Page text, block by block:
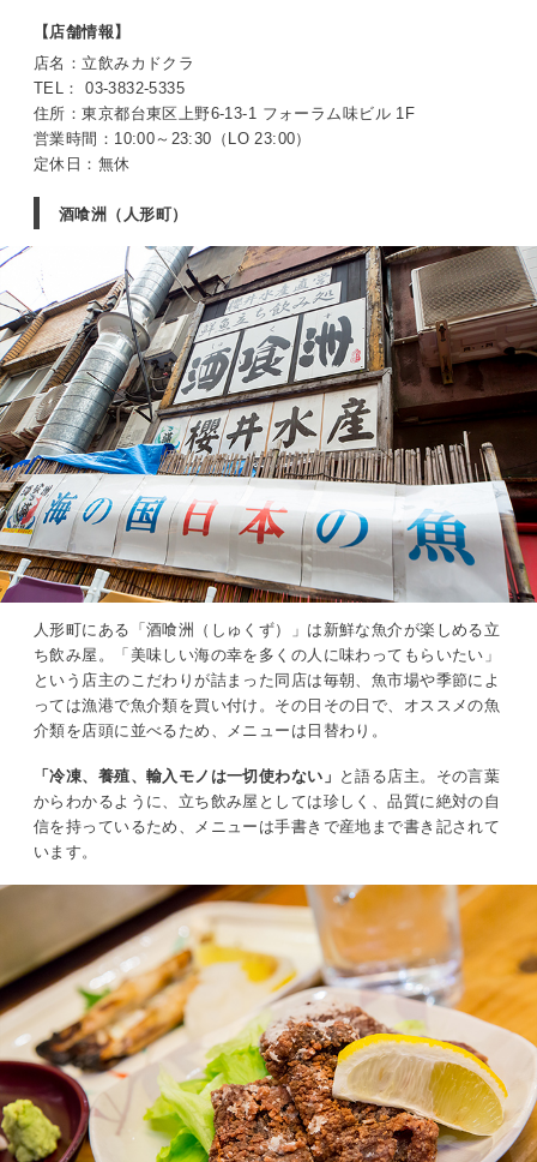
【店舗情報】
店名：立飲みカドクラ
TEL： 03-3832-5335
住所：東京都台東区上野6-13-1 フォーラム味ビル 1F
営業時間：10:00～23:30（LO 23:00）
定休日：無休
酒喰洲（人形町）
人形町にある「酒喰洲（しゅくず）」は新鮮な魚介が楽しめる立
ち飲み屋。「美味しい海の幸を多くの人に味わってもらいたい」
という店主のこだわりが詰まった同店は毎朝、魚市場や季節によ
っては漁港で魚介類を買い付け。その日その日で、オススメの魚
介類を店頭に並べるため、メニューは日替わり。
「冷凍、養殖、輸入モノは一切使わない」 と語る店主。その言葉
からわかるように、立ち飲み屋としては珍しく、品質に絶対の自
信を持っているため、メニューは手書きで産地まで書き記されて
います。